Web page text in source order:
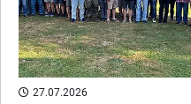
öffnen
27.07.2026